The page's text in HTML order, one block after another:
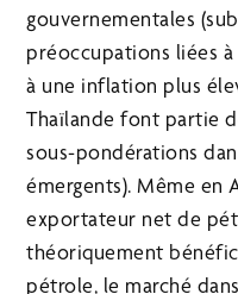
gouvernementales
préoccupations liées
à une inflation plus
Thaïlande font partie
sous-pondérations
émergents). Même en
exportateur net de
théoriquement
pétrole, le marché